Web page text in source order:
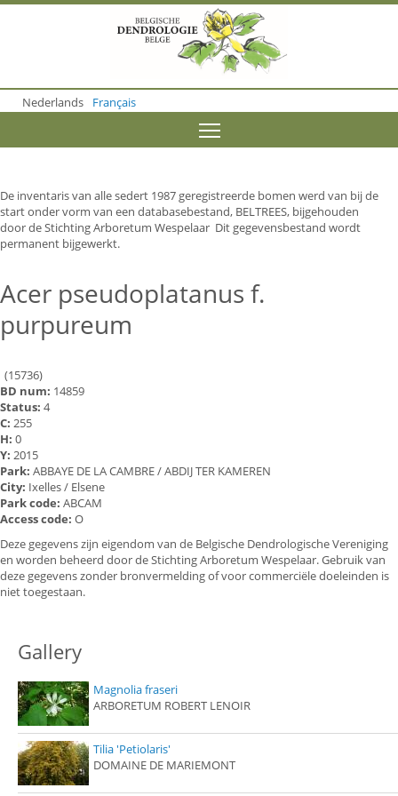
o
m
o
n
t
e
n
Nederlands Français
De inventaris van alle sedert 1987 geregistreerde bomen werd van bij de
start onder vorm van een databasebestand, BELTREES, bijgehouden
door de Stichting Arboretum Wespelaar Dit gegevensbestand wordt
permanent bijgewerkt.
Acer pseudoplatanus f.
purpureum
(15736)
BD num: 14859
Status: 4
C: 255
H: 0
Y: 2015
Park: ABBAYE DE LA CAMBRE / ABDIJ TER KAMEREN
City: Ixelles / Elsene
Park code: ABCAM
Access code: O
Deze gegevens zijn eigendom van de Belgische Dendrologische Vereniging
en worden beheerd door de Stichting Arboretum Wespelaar. Gebruik van
deze gegevens zonder bronvermelding of voor commerciële doeleinden is
niet toegestaan.
Gallery
Magnolia fraseri
ARBORETUM ROBERT LENOIR
Tilia 'Petiolaris'
DOMAINE DE MARIEMONT